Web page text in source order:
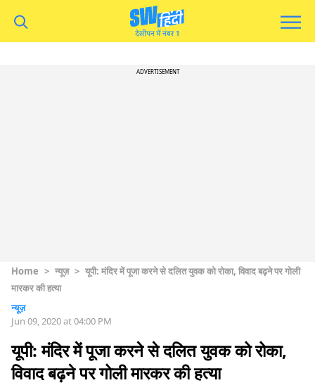
ADVERTISEMENT
Home > न्यूज़ > यूपी: मंदिर में पूजा करने से दलित युवक को रोका, विवाद बढ़ने पर गोली
मारकर की हत्या
न्यूज़
Jun 09, 2020 at 04:00 PM
यूपी: मंदिर में पूजा करने से दलित युवक को रोका,
विवाद बढ़ने पर गोली मारकर की हत्या